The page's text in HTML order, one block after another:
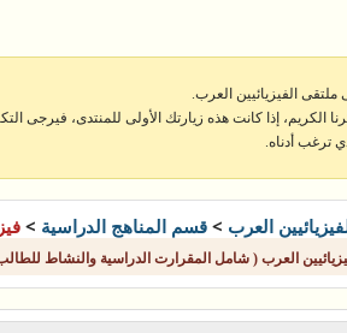
ملتقى الفيزيائيين العرب.
الكريم، إذا كانت هذه زيارتك الأولى للمنتدى، فيرجى
ترغب أدناه.
العرب > قسم المناهج الدراسية >
العرب ( شامل المقرارت الدراسية والنشاط